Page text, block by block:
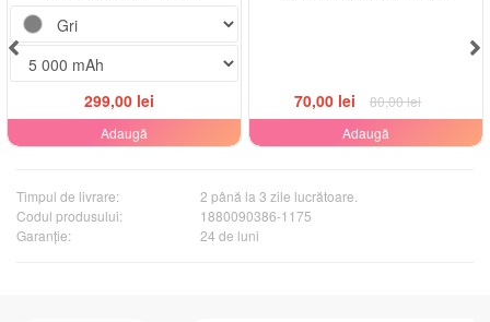
299,00 lei
Adaugă
70,00 lei
80,00 lei
Adaugă
Timpul de livrare:
2 până la 3 zile lucrătoare.
Codul produsului:
1880090386-1175
Garanţie:
24 de luni